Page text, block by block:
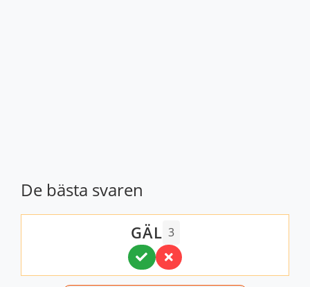
De bästa svaren
GÄL 3